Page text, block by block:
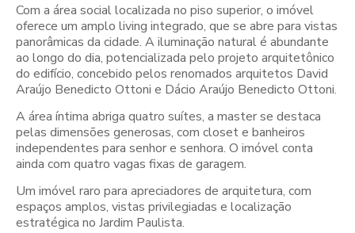
Com a área social localizada no piso superior, o imóvel
oferece um amplo living integrado, que se abre para vistas
panorâmicas da cidade. A iluminação natural é abundante
ao longo do dia, potencializada pelo projeto arquitetônico
do edifício, concebido pelos renomados arquitetos David
Araújo Benedicto Ottoni e Dácio Araújo Benedicto Ottoni.
A área íntima abriga quatro suítes, a master se destaca
pelas dimensões generosas, com closet e banheiros
independentes para senhor e senhora. O imóvel conta
ainda com quatro vagas fixas de garagem.
Um imóvel raro para apreciadores de arquitetura, com
espaços amplos, vistas privilegiadas e localização
estratégica no Jardim Paulista.